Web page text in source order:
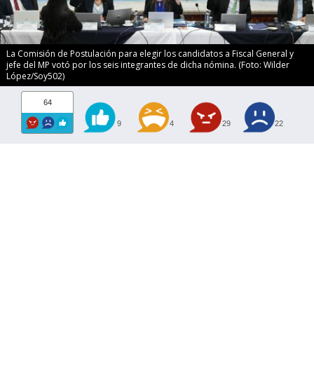
La Comisión de Postulación para elegir los candidatos a Fiscal General y
jefe del MP votó por los seis integrantes de dicha nómina. (Foto: Wilder
López/Soy502)
64
9 4 29 22